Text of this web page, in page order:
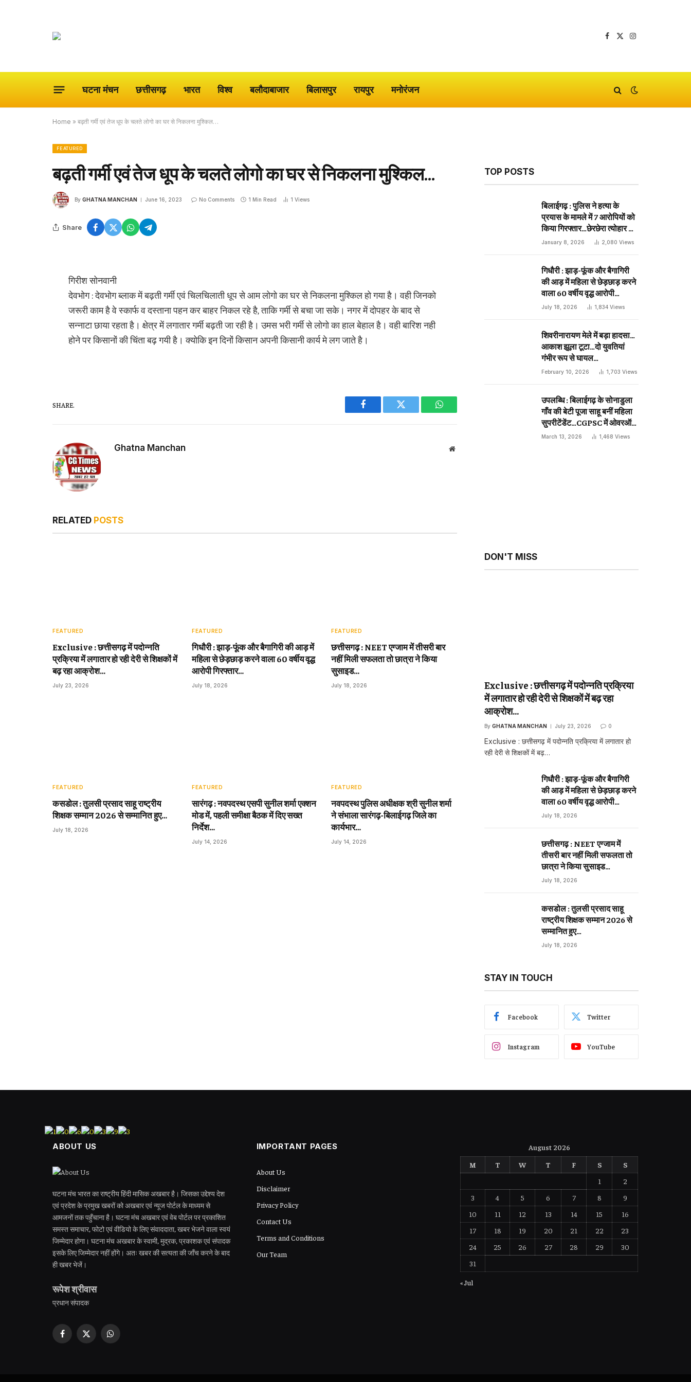
Facebook
X
Instagram
घटना मंचन छत्तीसगढ़ भारत विश्व बलौदाबाजार बिलासपुर रायपुर मनोरंजन
Home » बढ़ती गर्मी एवं तेज धूप के चलते लोगो का घर से निकलना मुश्किल…
FEATURED
बढ़ती गर्मी एवं तेज धूप के चलते लोगो का घर से निकलना मुश्किल…
By GHATNA MANCHAN June 16, 2023 No Comments 1 Min Read 1 Views
Share
गिरीश सोनवानी
देवभोग : देवभोग ब्लाक में बढ़ती गर्मी एवं चिलचिलाती धूप से आम लोगो का घर से निकलना मुश्किल हो गया है। वही जिनको
जरूरी काम है वे स्कार्फ व दस्ताना पहन कर बाहर निकल रहे है, ताकि गर्मी से बचा जा सके। नगर में दोपहर के बाद से
सन्नाटा छाया रहता है। क्षेत्र में लगातार गर्मी बढ़ती जा रही है। उमस भरी गर्मी से लोगो का हाल बेहाल है। वही बारिश नही
होने पर किसानों की चिंता बढ़ गयी है। क्योकि इन दिनों किसान अपनी किसानी कार्य मे लग जाते है।
SHARE.
Facebook Twitter WhatsApp
Ghatna Manchan Website
RELATED POSTS
FEATURED
Exclusive : छत्तीसगढ़ में पदोन्नति
प्रक्रिया में लगातार हो रही देरी से शिक्षकों में
बढ़ रहा आक्रोश…
July 23, 2026
FEATURED
गिधौरी : झाड़-फूंक और बैगागिरी की आड़ में
महिला से छेड़छाड़ करने वाला 60 वर्षीय वृद्ध
आरोपी गिरफ्तार…
July 18, 2026
FEATURED
छत्तीसगढ़ : NEET एग्जाम में तीसरी बार
नहीं मिली सफलता तो छात्रा ने किया
सुसाइड…
July 18, 2026
FEATURED
कसडोल : तुलसी प्रसाद साहू राष्ट्रीय
शिक्षक सम्मान 2026 से सम्मानित हुए…
July 18, 2026
FEATURED
सारंगढ़ : नवपदस्थ एसपी सुनील शर्मा एक्शन
मोड में, पहली समीक्षा बैठक में दिए सख्त
निर्देश…
July 14, 2026
FEATURED
नवपदस्थ पुलिस अधीक्षक श्री सुनील शर्मा
ने संभाला सारंगढ़-बिलाईगढ़ जिले का
कार्यभार…
July 14, 2026
TOP POSTS
बिलाईगढ़ : पुलिस ने हत्या के
प्रयास के मामले में 7 आरोपियों को
किया गिरफ्तार…छेरछेरा त्योहार के
दिन प्राणघातक हमले को दिया था
January 8, 2026 2,080 Views
गिधौरी : झाड़-फूंक और बैगागिरी
की आड़ में महिला से छेड़छाड़ करने
वाला 60 वर्षीय वृद्ध आरोपी
गिरफ्तार…
July 18, 2026 1,834 Views
शिवरीनारायण मेले में बड़ा हादसा…
आकाश झूला टूटा…दो युवतियां
गंभीर रूप से घायल…
February 10, 2026 1,703 Views
उपलब्धि : बिलाईगढ़ के सोनाडुला
गाँव की बेटी पूजा साहू बनीं महिला
सुपरीटेंडेंट…CGPSC में ओवरऑल
19 वीं रैंक…
March 13, 2026 1,468 Views
DON'T MISS
Exclusive : छत्तीसगढ़ में पदोन्नति प्रक्रिया
में लगातार हो रही देरी से शिक्षकों में बढ़ रहा
आक्रोश…
By GHATNA MANCHAN July 23, 2026 0
Exclusive : छत्तीसगढ़ में पदोन्नति प्रक्रिया में लगातार हो
रही देरी से शिक्षकों में बढ़…
गिधौरी : झाड़-फूंक और बैगागिरी
की आड़ में महिला से छेड़छाड़ करने
वाला 60 वर्षीय वृद्ध आरोपी
गिरफ्तार…
July 18, 2026
छत्तीसगढ़ : NEET एग्जाम में
तीसरी बार नहीं मिली सफलता तो
छात्रा ने किया सुसाइड…
July 18, 2026
कसडोल : तुलसी प्रसाद साहू
राष्ट्रीय शिक्षक सम्मान 2026 से
सम्मानित हुए…
July 18, 2026
STAY IN TOUCH
Facebook Twitter
Instagram YouTube
ABOUT US
घटना मंच भारत का राष्ट्रीय हिंदी मासिक अखबार है। जिसका उद्देश्य देश
एवं प्रदेश के प्रमुख खबरों को अखबार एवं न्यूज पोर्टल के माध्यम से
आमजनों तक पहुँचाना है। घटना मंच अखबार एवं वेब पोर्टल पर प्रकाशित
समस्त समाचार, फोटो एवं वीडियो के लिए संवाददाता, खबर भेजने वाला स्वयं
जिम्मेदार होगा। घटना मंच अखबार के स्वामी, मुद्रक, प्रकाशक एवं संपादक
इसके लिए जिम्मेदार नहीं होंगे। अतः खबर की सत्यता की जाँच करने के बाद
ही खबर भेजें।
रूपेश श्रीवास
प्रधान संपादक
Facebook
X
WhatsApp
IMPORTANT PAGES
About Us
Disclaimer
Privacy Policy
Contact Us
Terms and Conditions
Our Team
August 2026
M
T W T F S
S
1
2
3
4 5 6 7 8
9
10
11 12 13 14 15
16
17
18 19 20 21 22
23
24
25 26 27 28 29
30
31
« Jul